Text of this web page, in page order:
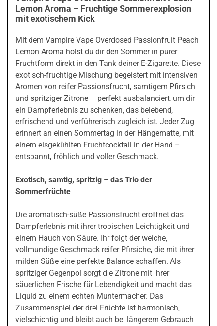
Lemon Aroma – Fruchtige Sommerexplosion
mit exotischem Kick
Mit dem Vampire Vape Overdosed Passionfruit Peach
Lemon Aroma holst du dir den Sommer in purer
Fruchtform direkt in den Tank deiner E-Zigarette. Diese
exotisch-fruchtige Mischung begeistert mit intensiven
Aromen von reifer Passionsfrucht, samtigem Pfirsich
und spritziger Zitrone – perfekt ausbalanciert, um dir
ein Dampferlebnis zu schenken, das belebend,
erfrischend und verführerisch zugleich ist. Jeder Zug
erinnert an einen Sommertag in der Hängematte, mit
einem eisgekühlten Fruchtcocktail in der Hand –
entspannt, fröhlich und voller Geschmack.
Exotisch, samtig, spritzig – das Trio der
Sommerfrüchte
Die aromatisch-süße Passionsfrucht eröffnet das
Dampferlebnis mit ihrer tropischen Leichtigkeit und
einem Hauch von Säure. Ihr folgt der weiche,
vollmundige Geschmack reifer Pfirsiche, die mit ihrer
milden Süße eine perfekte Balance schaffen. Als
spritziger Gegenpol sorgt die Zitrone mit ihrer
säuerlichen Frische für Lebendigkeit und macht das
Liquid zu einem echten Muntermacher. Das
Zusammenspiel der drei Früchte ist harmonisch,
vielschichtig und bleibt auch bei längerem Gebrauch